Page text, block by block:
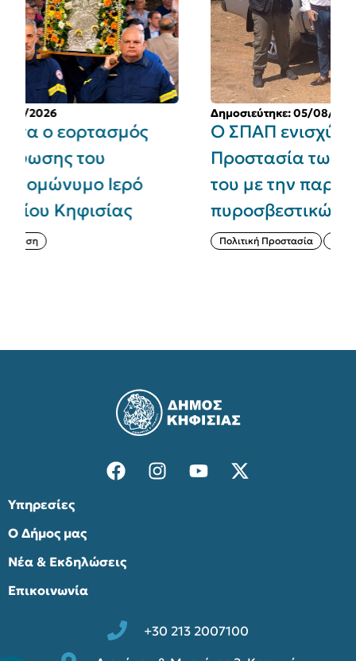
Δημοσιεύτηκε: 05/08/2026
Ο ΣΠΑΠ ενισχύει την Πολιτική
Προστασία των Δήμων - Μελών
του με την παραχώρηση
πυροσβεστικών οχημάτων 4x4
Ενημέρωση
Υπηρεσίες
Ο Δήμος μας
Νέα & Εκδηλώσεις
Επικοινωνία
+30 213 2007100